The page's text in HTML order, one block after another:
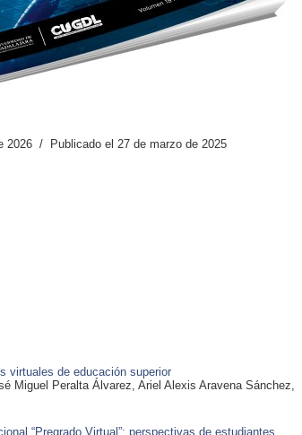
2026 / Publicado el 27 de marzo de 2025
virtuales de educación superior
Miguel Peralta Álvarez, Ariel Alexis Aravena Sánchez,
“Pregrado Virtual”: perspectivas de estudiantes